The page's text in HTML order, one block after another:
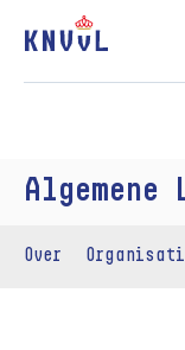
Over